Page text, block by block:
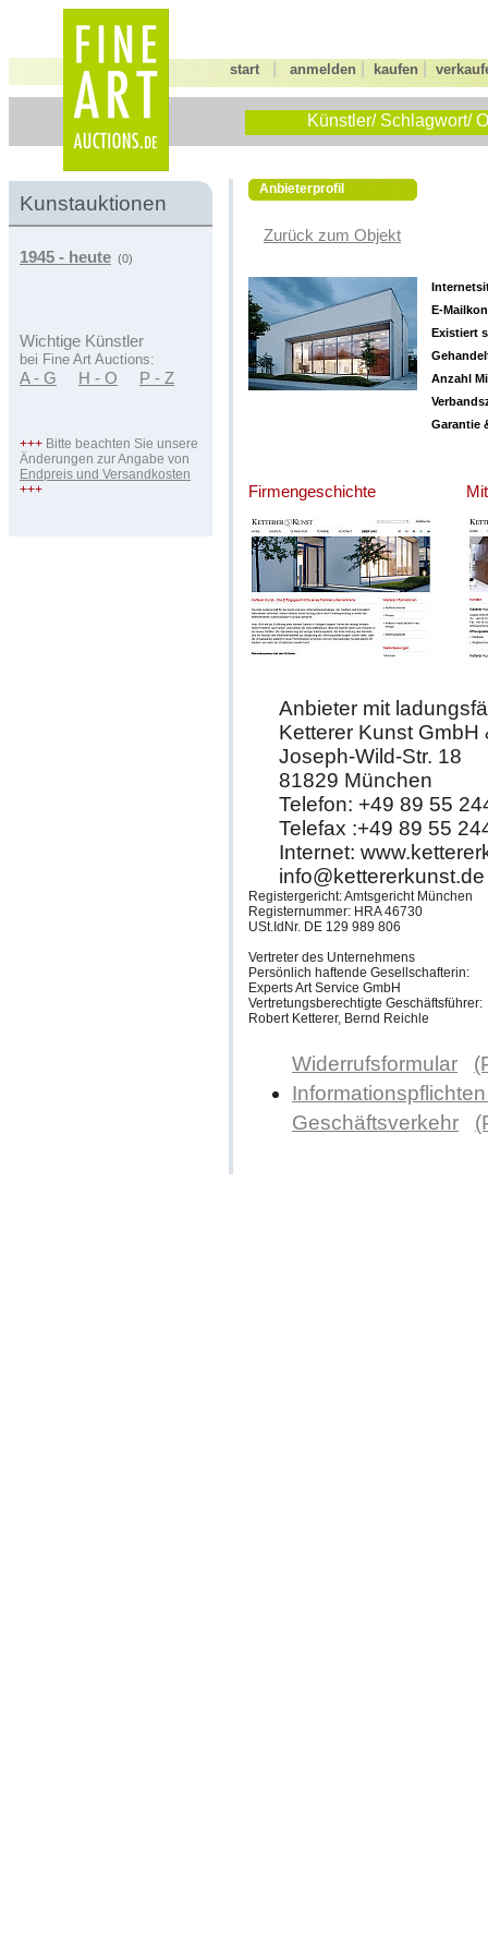
start anmelden kaufen
Künstler/ Schlagwort/
Kunstauktionen
1945 - heute (0)
Wichtige Künstler
bei Fine Art Auctions:
A - G H - O P - Z
+++ Bitte beachten Sie unsere
Änderungen zur Angabe von
Endpreis und Versandkosten
+++
Anbieterprofil
Zurück zum Objekt
E-
Existiert
Anzahl
Garantie
Firmengeschichte
Anbieter mit
Ketterer Kunst GmbH
Joseph-Wild-Str. 18
81829 München
Telefon: +49 89 55
Telefax :+49 89 55
Internet:
info@kettererkunst.de
Registergericht: Amtsgericht München
Registernummer: HRA 46730
USt.IdNr. DE 129 989 806
Vertreter des Unternehmens
Persönlich haftende Gesellschafterin:
Experts Art Service GmbH
Vertretungsberechtigte Geschäftsführer:
Robert Ketterer, Bernd Reichle
Widerrufsformular
Geschäftsverkehr